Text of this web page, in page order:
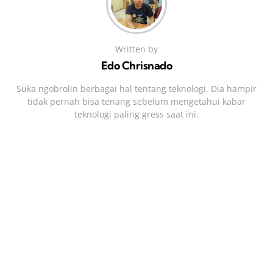
Written by
Edo Chrisnado
Suka ngobrolin berbagai hal tentang teknologi. Dia hampir
tidak pernah bisa tenang sebelum mengetahui kabar
teknologi paling gress saat ini.